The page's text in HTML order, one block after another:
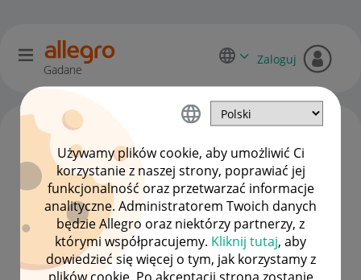
Używamy plików cookie, aby umożliwić Ci
korzystanie z naszej strony, poprawiać jej
funkcjonalność oraz przetwarzać informacje
analityczne. Administratorem Twoich danych
będzie Allegro oraz niektórzy partnerzy, z
którymi współpracujemy. Kliknij tutaj, aby
dowiedzieć się więcej o tym, jak korzystamy z
plików cookie. Po akceptacji strona zostanie
Gadane
Zaloguj
Bon2639